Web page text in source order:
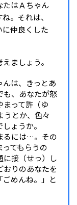
たはＡちゃん
。それは、
仲良くした
ましょう。
んは、きっとあ
も、あなたが怒
まって許（ゆ
うとか、色々
ょうか。
るには…。その
てもらうの
に接（せっ）し
おりのあなたを
ごめんね。」と